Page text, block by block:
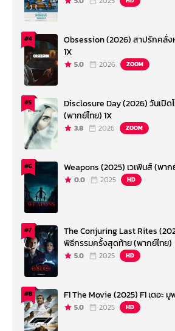
#4
Obsession (2026) สาปรักคลั่
1X
5.0 2026 ZOOM
#5
Disclosure Day (2026) วันเปิด
(พากย์ไทย) 1X
3.8 2026 ZOOM
#6 Weapons (2025) เวเพินส์ (พาก
0.0 2025 HD
#7
The Conjuring Last Rites
พิธีกรรมครั้งสุดท้าย (พากย์ไทย)
5.0 2025 HD
#8 F1 The Movie (2025) F1 เดอะ
5.0 2025 HD